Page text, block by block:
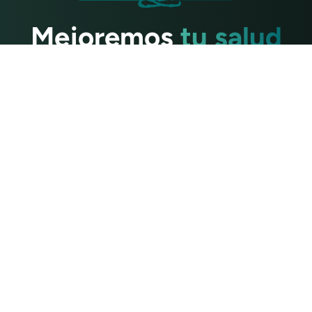
Mejoremostu salud